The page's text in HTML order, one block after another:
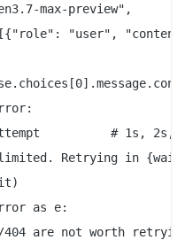
max-preview",
"user",
# 1s, 2s,
Retrying in
as e:
are not worth